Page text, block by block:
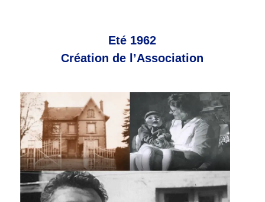
Eté 1962
Création de l’Association